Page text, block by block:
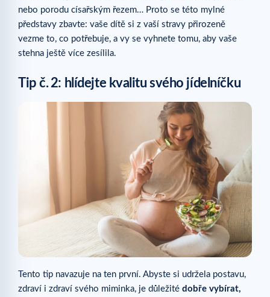
nebo porodu císařským řezem… Proto se této mylné
představy zbavte: vaše dítě si z vaší stravy přirozeně
vezme to, co potřebuje, a vy se vyhnete tomu, aby vaše
stehna ještě více zesílila.
Tip č. 2: hlídejte kvalitu svého jídelníčku
Tento tip navazuje na ten první. Abyste si udržela postavu,
zdraví i zdraví svého miminka, je důležité dobře vybírat,